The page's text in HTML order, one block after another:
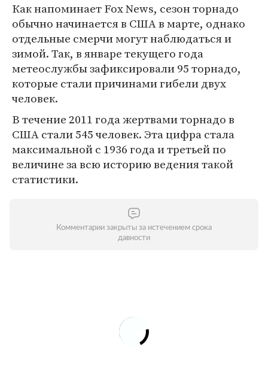
Как напоминает Fox News, сезон торнадо
обычно начинается в США в марте, однако
отдельные смерчи могут наблюдаться и
зимой. Так, в январе текущего года
метеослужбы зафиксировали 95 торнадо,
которые стали причинами гибели двух
человек.
В течение 2011 года жертвами торнадо в
США стали 545 человек. Эта цифра стала
максимальной с 1936 года и третьей по
величине за всю историю ведения такой
статистики.
Комментарии закрыты за истечением срока
давности